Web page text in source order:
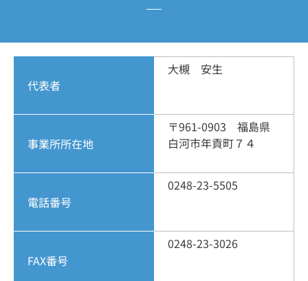
代表者
大槻 安生
事業所所在地
〒961-0903 福島県
白河市年貢町７４
電話番号
0248-23-5505
FAX番号
0248-23-3026